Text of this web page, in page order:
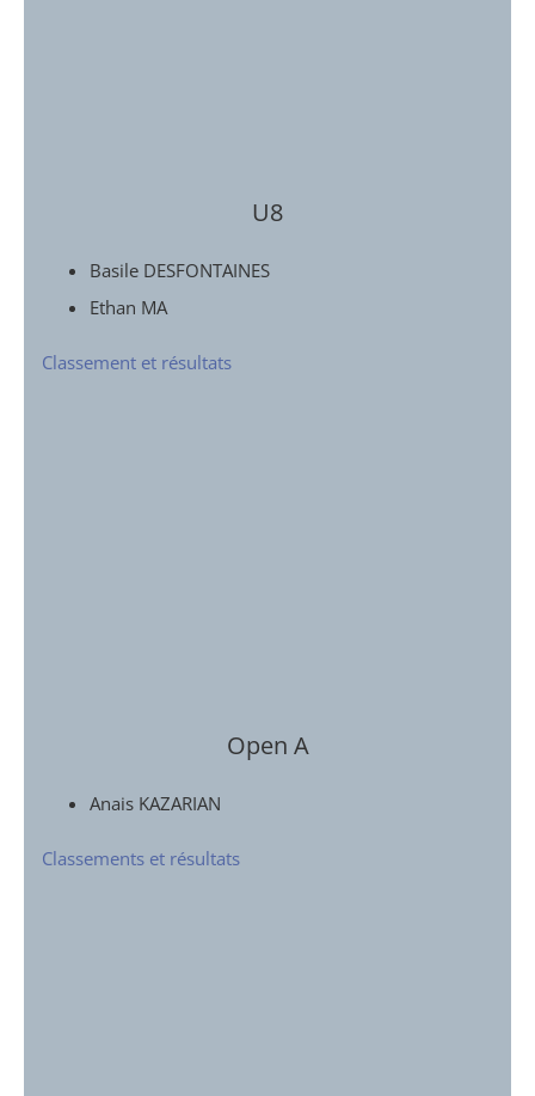
U8
Basile DESFONTAINES
Ethan MA
Classement et résultats
Open A
Anais KAZARIAN
Classements et résultats